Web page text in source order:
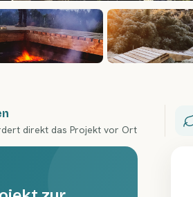
direkt das Projekt vor Ort